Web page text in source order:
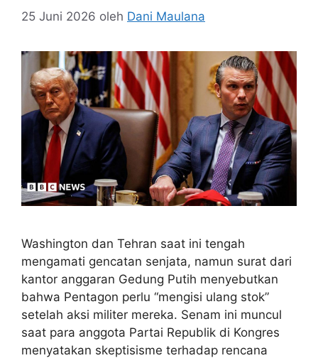
25 Juni 2026 oleh Dani Maulana
Washington dan Tehran saat ini tengah
mengamati gencatan senjata, namun surat dari
kantor anggaran Gedung Putih menyebutkan
bahwa Pentagon perlu “mengisi ulang stok”
setelah aksi militer mereka. Senam ini muncul
saat para anggota Partai Republik di Kongres
menyatakan skeptisisme terhadap rencana